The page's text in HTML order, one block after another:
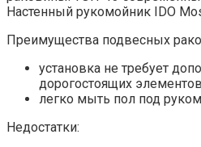
Настенный рукомойник IDO
Преимущества подвесных
установка не требует
дорогостоящих
легко мыть пол под
Недостатки: